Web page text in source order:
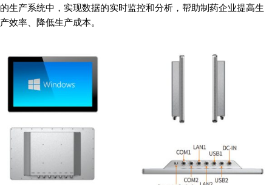
的生产系统中，实现数据的实时监控和分析，帮助制药企业提高生
产效率、降低生产成本。